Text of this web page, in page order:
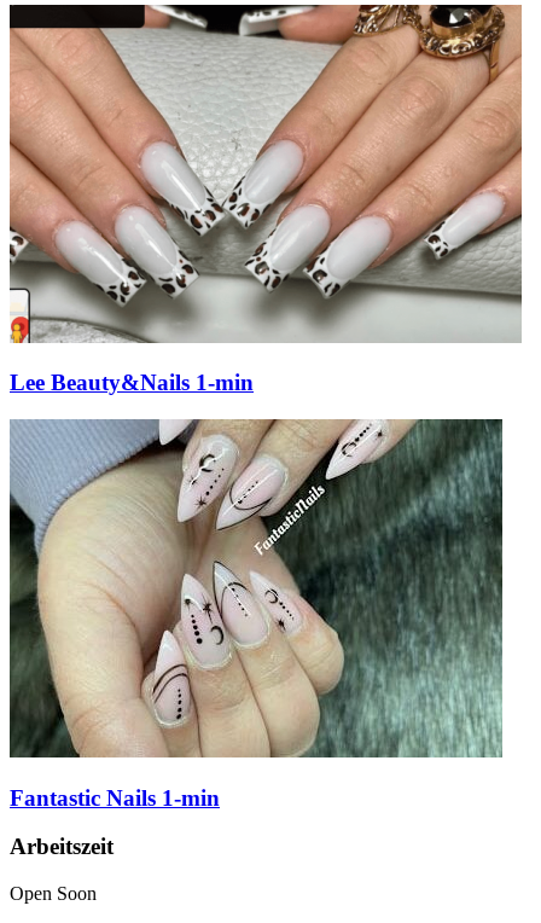
Lee Beauty&Nails 1-min
Fantastic Nails 1-min
Arbeitszeit
Open Soon